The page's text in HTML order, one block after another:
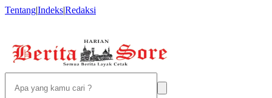
Tentang|Indeks|Redaksi